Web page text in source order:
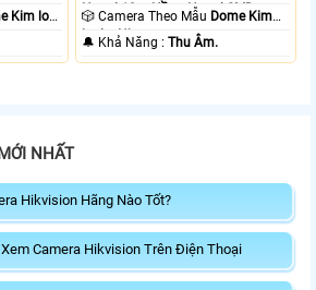
Kim loại
Ngoại 10m Hồng Ngoại SMD.
🎲 Camera Theo Mẫu Dome Kim
loại + Nhựa.
️🔔 Khả Năng :Thu Âm.
NHẤT
Hikvision Hãng Nào Tốt?
Camera Hikvision Trên Điện Thoại